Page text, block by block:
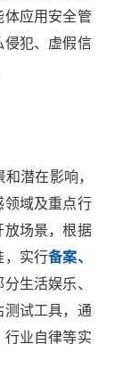
应用安全管
侵犯、虚假信
潜在影响，
领域及重点行
放场景，根据
，实行备案、
生活娱乐、
测试工具，通
业自律等实